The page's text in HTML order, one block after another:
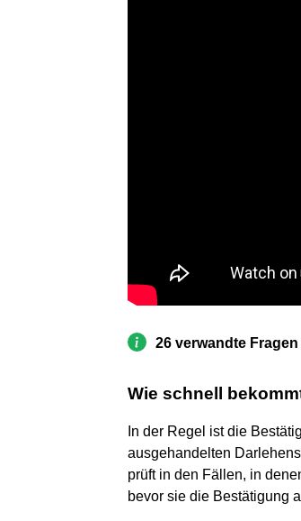
26 verwandte
Wie schnell
In der Regel ist die
ausgehandelten
prüft in den Fällen, in
bevor sie die Bestätigung